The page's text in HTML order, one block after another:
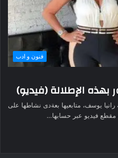
فنون و ادب
بهذه الإطلالة (فيديو)
يوسف،​ متابعيها بعةدى نشاطها على
مقطع فيديو عبر حسابها…